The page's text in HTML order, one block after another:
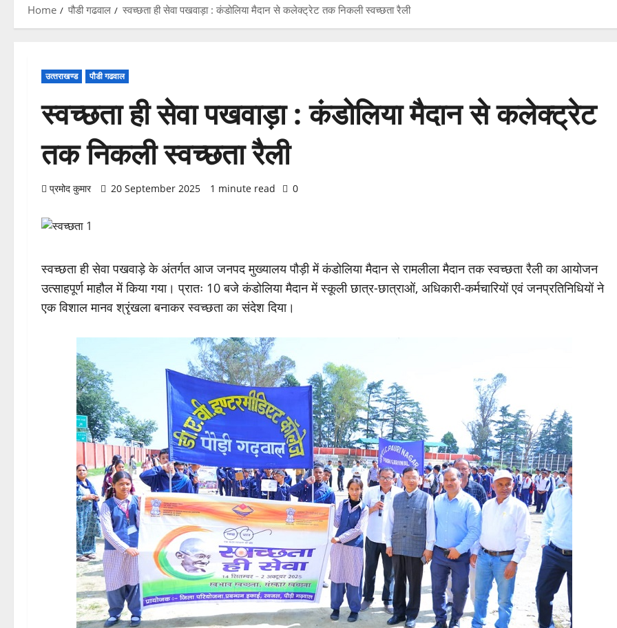
Home पौडी गढवाल स्वच्छता ही सेवा पखवाड़ा : कंडोलिया मैदान से कलेक्ट्रेट तक निकली स्वच्छता रैली
उत्‍तराखण्‍ड पौडी गढवाल
स्वच्छता ही सेवा पखवाड़ा : कंडोलिया मैदान से कलेक्ट्रेट
तक निकली स्वच्छता रैली
प्रमोद कुमार 20 September 2025 1 minute read 0
स्वच्छता ही सेवा पखवाड़े के अंतर्गत आज जनपद मुख्यालय पौड़ी में कंडोलिया मैदान से रामलीला मैदान तक स्वच्छता रैली का आयोजन
उत्साहपूर्ण माहौल में किया गया। प्रातः 10 बजे कंडोलिया मैदान में स्कूली छात्र-छात्राओं, अधिकारी-कर्मचारियों एवं जनप्रतिनिधियों ने
एक विशाल मानव श्रृंखला बनाकर स्वच्छता का संदेश दिया।